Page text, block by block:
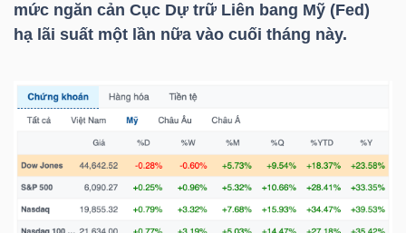
mức ngăn cản Cục Dự trữ Liên bang Mỹ (Fed)
hạ lãi suất một lần nữa vào cuối tháng này.
SẢN
TÀI
CHÍNH